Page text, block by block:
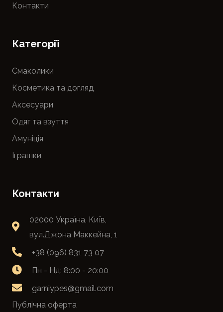
Контакти
Категорії
Смаколики
Косметика та догляд
Аксесуари
Одяг та взуття
Амуніція
Іграшки
Контакти
02000 Україна, Київ,
вул.Джона Маккейна, 1
+38 (096) 831 73 07
Пн - Нд: 8:00 - 20:00
garniypes@gmail.com
Публічна оферта